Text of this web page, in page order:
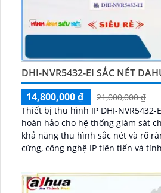
DHI-NVR5432-EI SẮC NÉT
14,800,000 ₫
21,000,000 ₫
Thiết bị thu hình IP DHI-NVR5432-
hoàn hảo cho hệ thống giám sát
khả năng thu hình sắc nét và rõ
cứng, công nghệ IP tiên tiến và